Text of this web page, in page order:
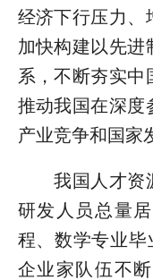
经济下行压力、
加快构建以先进
系，不断夯实中
推动我国在深度
产业竞争和国家
我国人才资源
研发人员总量
程、数学专业
企业家队伍不